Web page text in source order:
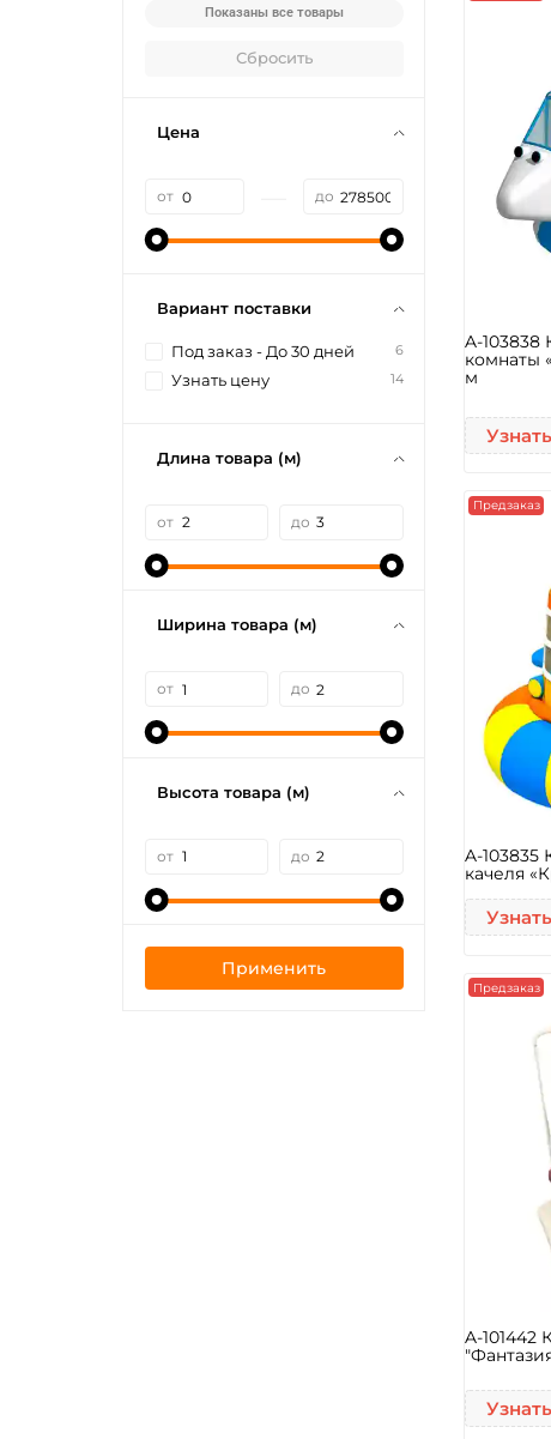
A-103838
комнаты
м
Предзаказ
A-103835
качеля
Предзаказ
A-101442
Показаны все товары
Сбросить
Цена
от до
Вариант поставки
Под заказ - До 30 дней 6
Узнать цену 14
Длина товара (м)
от до
Ширина товара (м)
от до
Высота товара (м)
от до
Применить